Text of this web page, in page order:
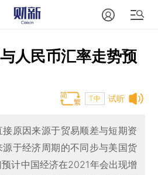
人民币汇率走势预
试听
T中
原因来源于贸易顺差与短期资
于经济周期的不同步与美国货
计中国经济在2021年会出现增